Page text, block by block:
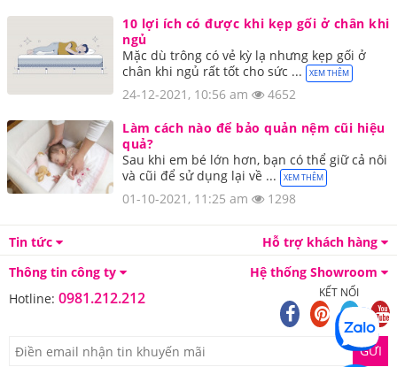
10 lợi ích có được khi kẹp gối ở chân khi
ngủ
Mặc dù trông có vẻ kỳ lạ nhưng kẹp gối ở
chân khi ngủ rất tốt cho sức ...
XEM THÊM
24-12-2021, 10:56 am
4652
Làm cách nào để bảo quản nệm cũi hiệu
quả?
Sau khi em bé lớn hơn, bạn có thể giữ cả nôi
và cũi để sử dụng lại về ...
XEM THÊM
01-10-2021, 11:25 am 1298
Tin tức
Hỗ trợ khách hàng
Thông tin công ty
Hệ thống Showroom
Hotline: 0981.212.212 KẾT NỐI
GỬI